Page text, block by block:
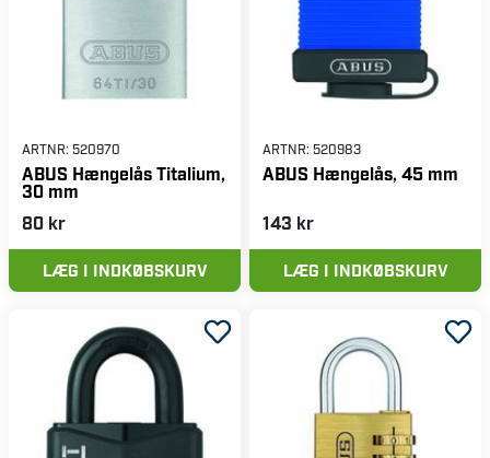
ARTNR: 520970
ABUS Hængelås Titalium,
30 mm
80 kr
LÆG I INDKØBSKURV
ARTNR: 520983
ABUS Hængelås, 45 mm
143 kr
LÆG I INDKØBSKURV